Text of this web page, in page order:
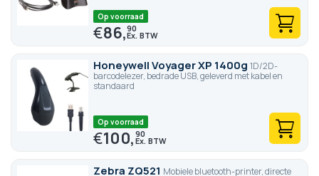
Op voorraad
€86,90
Honeywell Voyager XP 1400g 1D/2D-
barcodelezer, bedrade USB, geleverd met kabel en
standaard
Op voorraad
€100,90
Zebra ZQ521 Mobiele bluetooth-printer, directe